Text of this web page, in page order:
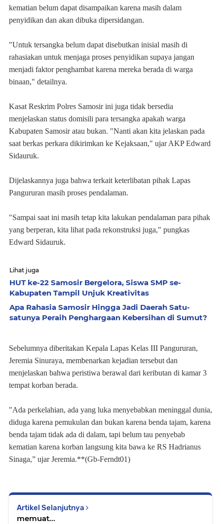
kematian belum dapat disampaikan karena masih dalam
penyidikan dan akan dibuka dipersidangan.
"Untuk tersangka belum dapat disebutkan inisial masih di
rahasiakan untuk menjaga proses penyidikan supaya jangan
menjadi faktor penghambat karena mereka berada di warga
binaan," detailnya.
Kasat Reskrim Polres Samosir ini juga tidak bersedia
menjelaskan status domisili para tersangka apakah warga
Kabupaten Samosir atau bukan. "Nanti akan kita jelaskan pada
saat berkas perkara dikirimkan ke Kejaksaan," ujar AKP Edward
Sidauruk.
Dijelaskannya juga bahwa terkait keterlibatan pihak Lapas
Pangururan masih proses pendalaman.
"Sampai saat ini masih tetap kita lakukan pendalaman para pihak
yang berperan, kita lihat pada rekonstruksi juga," pungkas
Edward Sidauruk.
Lihat juga
HUT ke-22 Samosir Bergelora, Siswa SMP se-
Kabupaten Tampil Unjuk Kreativitas
Apa Rahasia Samosir Hingga Jadi Daerah Satu-
satunya Peraih Penghargaan Kebersihan di Sumut?
Sebelumnya diberitakan Kepala Lapas Kelas III Pangururan,
Jeremia Sinuraya, membenarkan kejadian tersebut dan
menjelaskan bahwa peristiwa berawal dari keributan di kamar 3
tempat korban berada.
"Ada perkelahian, ada yang luka menyebabkan meninggal dunia,
diduga karena pemukulan dan bukan karena benda tajam, karena
benda tajam tidak ada di dalam, tapi belum tau penyebab
kematian karena korban langsung kita bawa ke RS Hadrianus
Sinaga,” ujar Jeremia.**(Gb-Ferndt01)
Artikel Selanjutnya
memuat...